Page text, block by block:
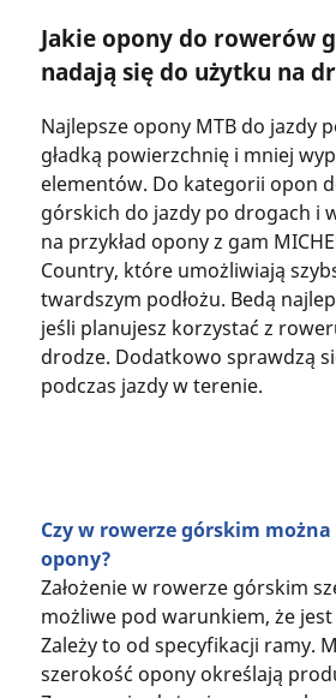
Jakie opony do rowerów
nadają się do użytku na
Najlepsze opony MTB do jazdy
gładką powierzchnię i mniej
elementów. Do kategorii opon
górskich do jazdy po drogach i
na przykład opony z gam
Country, które umożliwiają
twardszym podłożu. Bedą
jeśli planujesz korzystać z
drodze. Dodatkowo sprawdzą
podczas jazdy w terenie.
Czy w rowerze górskim można
opony?
Założenie w rowerze górskim
możliwe pod warunkiem, że jest
Zależy to od specyfikacji ramy.
szerokość opony określają